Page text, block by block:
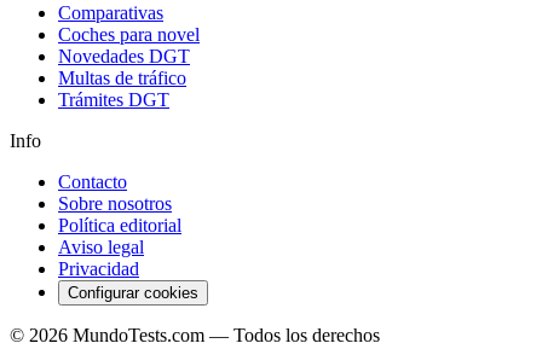
Comparativas
Coches para novel
Novedades DGT
Multas de tráfico
Trámites DGT
Info
Contacto
Sobre nosotros
Política editorial
Aviso legal
Privacidad
Configurar cookies
© 2026 MundoTests.com — Todos los derechos